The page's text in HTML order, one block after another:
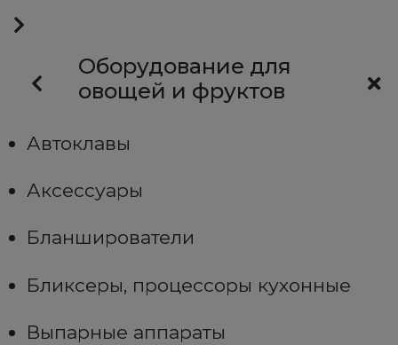
Оборудование для
овощей и фруктов
Автоклавы
Аксессуары
Бланширователи
Бликсеры, процессоры кухонные
Выпарные аппараты